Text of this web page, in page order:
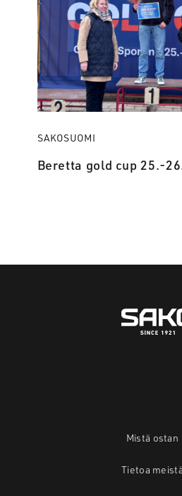
SAKOSUOMI
Beretta gold cup 25.-
Mistä ostan
Tietoa meistä